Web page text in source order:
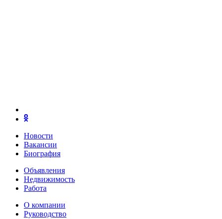
Новости
Вакансии
Биография
Объявления
Недвижимость
Работа
О компании
Руководство